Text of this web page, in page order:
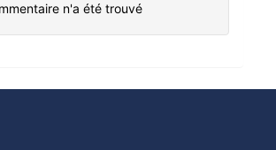
n'a été trouvé